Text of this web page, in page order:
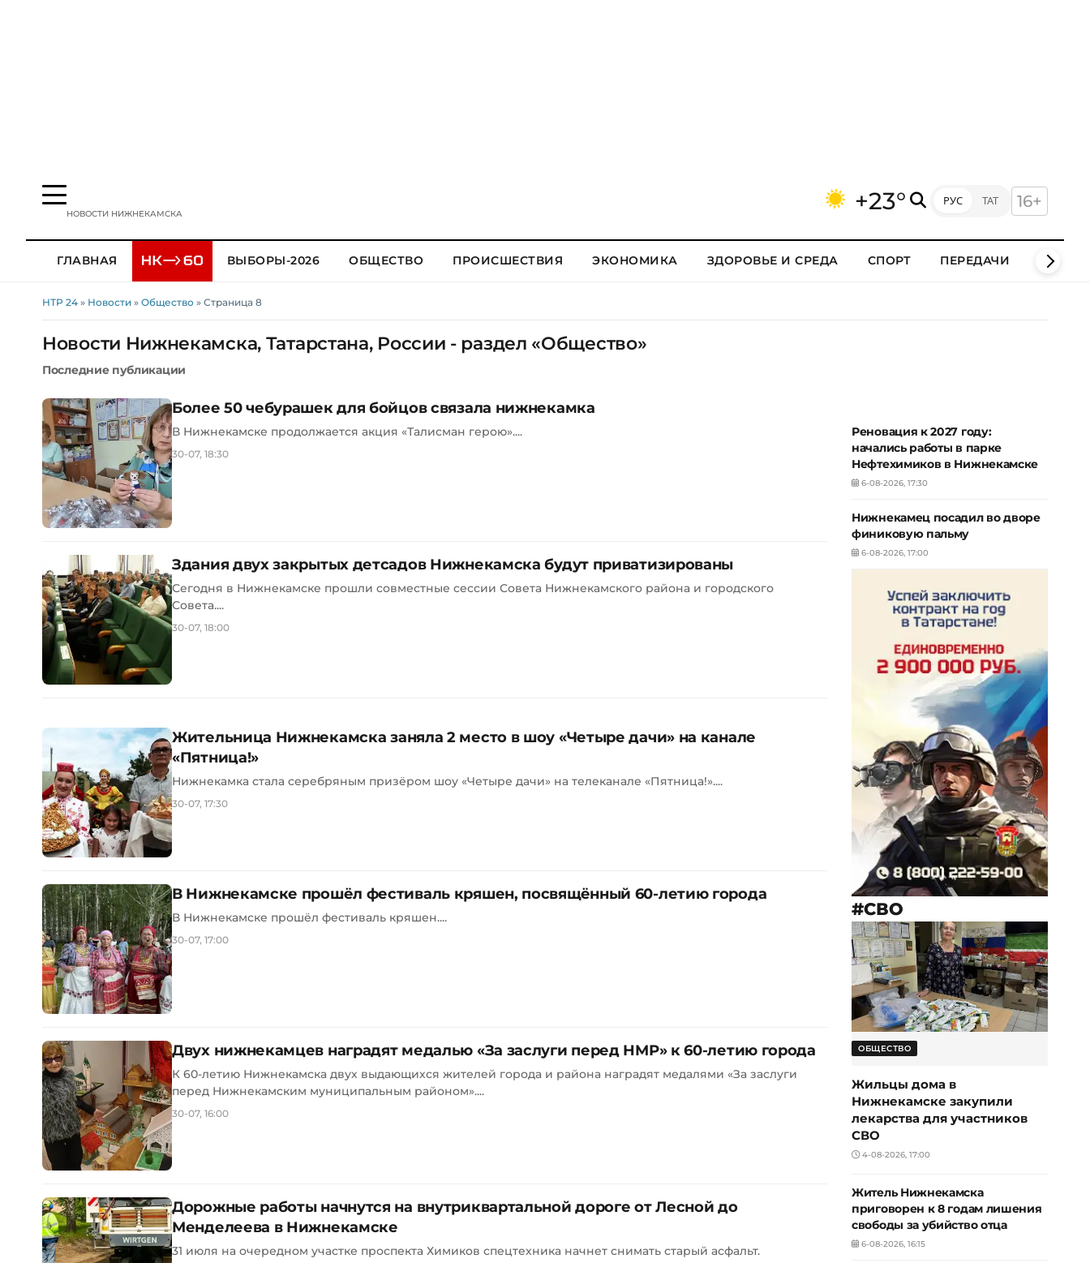
НОВОСТИ НИЖНЕКАМСКА +23° РУС ТАТ 16+
ГЛАВНАЯ ВЫБОРЫ-2026 ОБЩЕСТВО ПРОИСШЕСТВИЯ ЭКОНОМИКА ЗДОРОВЬЕ И СРЕДА СПОРТ ПЕРЕДАЧИ КЛИПЫ
НТР 24 » Новости » Общество » Страница 8
Новости Нижнекамска, Татарстана, России - раздел «Общество»
Последние публикации
Более 50 чебурашек для бойцов связала нижнекамка
В Нижнекамске продолжается акция «Талисман герою»....
30-07, 18:30
Здания двух закрытых детсадов Нижнекамска будут приватизированы
Сегодня в Нижнекамске прошли совместные сессии Совета Нижнекамского района и городского
Совета....
30-07, 18:00
Жительница Нижнекамска заняла 2 место в шоу «Четыре дачи» на канале
«Пятница!»
Нижнекамка стала серебряным призёром шоу «Четыре дачи» на телеканале «Пятница!»....
30-07, 17:30
В Нижнекамске прошёл фестиваль кряшен, посвящённый 60-летию города
В Нижнекамске прошёл фестиваль кряшен....
30-07, 17:00
Двух нижнекамцев наградят медалью «За заслуги перед НМР» к 60-летию города
К 60-летию Нижнекамска двух выдающихся жителей города и района наградят медалями «За заслуги
перед Нижнекамским муниципальным районом»....
30-07, 16:00
Дорожные работы начнутся на внутриквартальной дороге от Лесной до
Менделеева в Нижнекамске
31 июля на очередном участке проспекта Химиков спецтехника начнет снимать старый асфальт.
Реновация к 2027 году:
начались работы в парке
Нефтехимиков в Нижнекамске
6-08-2026, 17:30
Нижнекамец посадил во дворе
финиковую пальму
6-08-2026, 17:00
#СВО
ОБЩЕСТВО
Жильцы дома в
Нижнекамске закупили
лекарства для участников
СВО
4-08-2026, 17:00
Житель Нижнекамска
приговорен к 8 годам лишения
свободы за убийство отца
6-08-2026, 16:15